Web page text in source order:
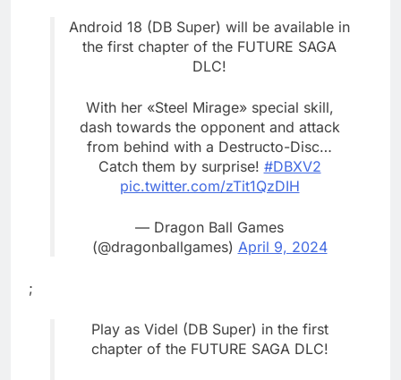
Android 18 (DB Super) will be available in
the first chapter of the FUTURE SAGA
DLC!
With her «Steel Mirage» special skill,
dash towards the opponent and attack
from behind with a Destructo-Disc…
Catch them by surprise! #DBXV2
pic.twitter.com/zTit1QzDIH
— Dragon Ball Games
(@dragonballgames) April 9, 2024
;
Play as Videl (DB Super) in the first
chapter of the FUTURE SAGA DLC!